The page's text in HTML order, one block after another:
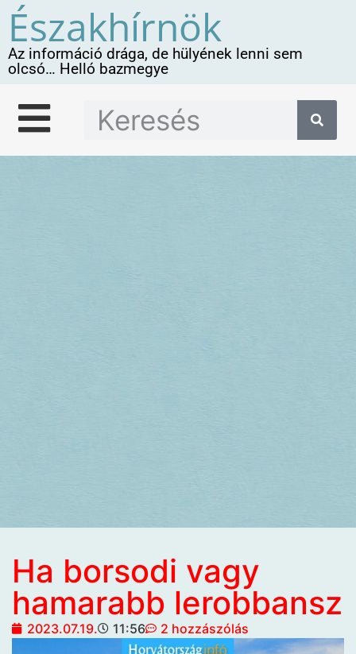
Északhírnök
Az információ drága, de hülyének lenni sem
olcsó… Helló bazmegye
Ha borsodi vagy
hamarabb lerobbansz
2023.07.19. 11:56 2 hozzászólás